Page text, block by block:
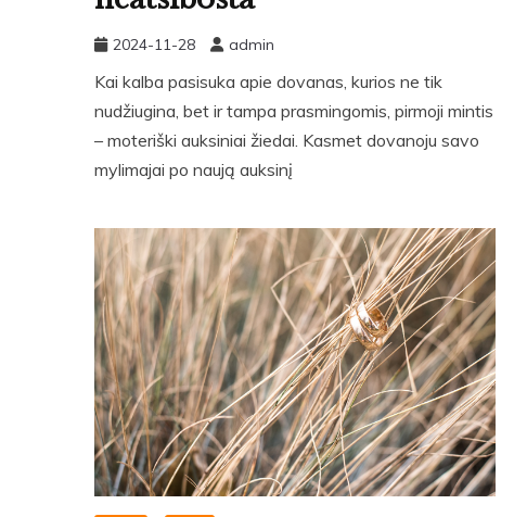
2024-11-28 admin
Kai kalba pasisuka apie dovanas, kurios ne tik
nudžiugina, bet ir tampa prasmingomis, pirmoji mintis
– moteriški auksiniai žiedai. Kasmet dovanoju savo
mylimajai po naują auksinį